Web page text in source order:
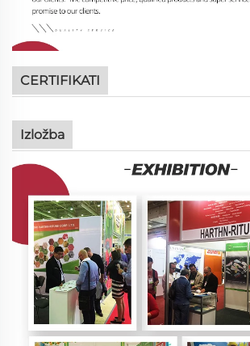
CERTIFIKATI
Izložba